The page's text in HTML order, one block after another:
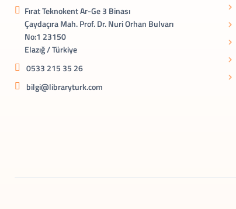
Fırat Teknokent Ar-Ge 3 Binası
Çaydaçıra Mah. Prof. Dr. Nuri Orhan Bulvarı
No:1 23150
Elazığ / Türkiye
0533 215 35 26
bilgi@libraryturk.com